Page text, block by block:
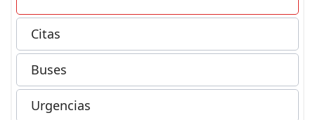
Citas
Buses
Urgencias